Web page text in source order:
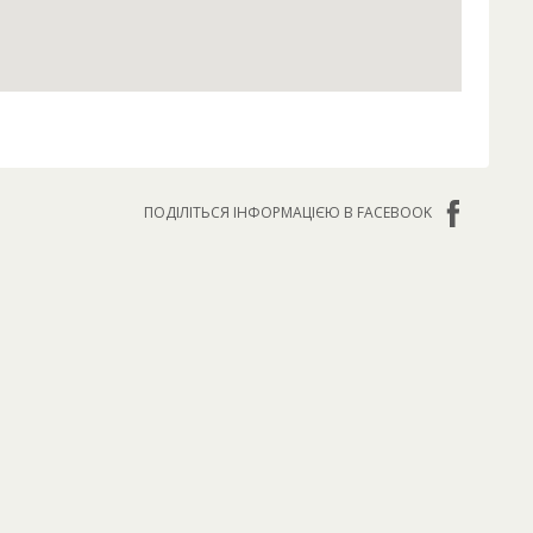
ПОДІЛІТЬСЯ ІНФОРМАЦІЄЮ В FACEBOOK